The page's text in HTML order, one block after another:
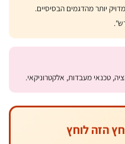
מהדגמים הבסיסיים.
לוחץ